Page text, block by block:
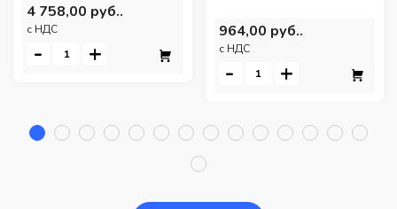
4 758,00 руб..
c НДС
- +
964,00 руб..
c НДС
- +